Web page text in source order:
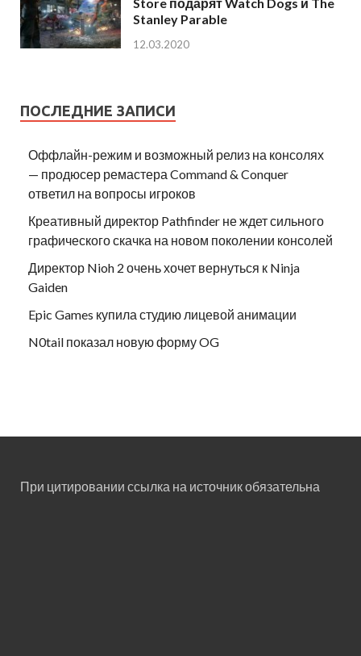
Stanley Parable
12.03.2020
ПОСЛЕДНИЕ ЗАПИСИ
Оффлайн-режим и возможный релиз на консолях
— продюсер ремастера Command & Conquer
ответил на вопросы игроков
Креативный директор Pathfinder не ждет сильного
графического скачка на новом поколении консолей
Директор Nioh 2 очень хочет вернуться к Ninja
Gaiden
Epic Games купила студию лицевой анимации
N0tail показал новую форму OG
При цитировании ссылка на источник обязательна